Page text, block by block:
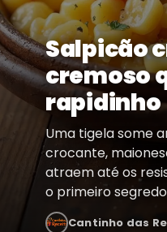
Salpicão
cremoso
rapidinho
Uma tigela some
crocante,
atraem até os
o primeiro
Cantinho das